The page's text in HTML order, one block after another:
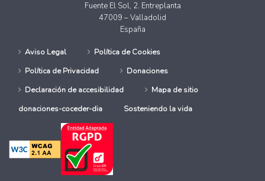
Fuente El Sol, 2. Entreplanta
47009 – Valladolid
España
Aviso Legal
Política de Cookies
Política de Privacidad
Donaciones
Declaración de accesibilidad
Mapa de sitio
donaciones-coceder-dia
Sosteniendo la vida